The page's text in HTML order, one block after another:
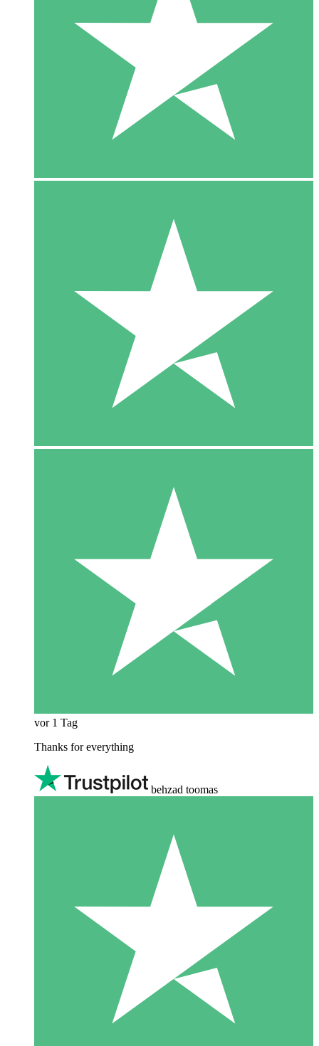
vor 1 Tag
Thanks for everything
behzad toomas